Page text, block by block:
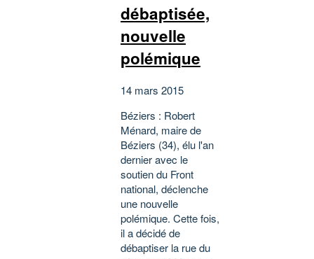
débaptisée,
nouvelle
polémique
14 mars 2015
Béziers : Robert
Ménard, maire de
Béziers (34), élu l'an
dernier avec le
soutien du Front
national, déclenche
une nouvelle
polémique. Cette fois,
il a décidé de
débaptiser la rue du